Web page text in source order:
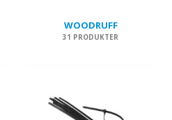
WOODRUFF
31 PRODUKTER